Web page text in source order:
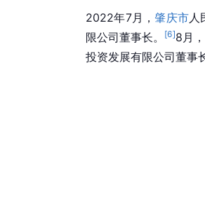
2022年7月，肇庆市人
限公司董事长。
[6]8月
投资发展有限公司董事